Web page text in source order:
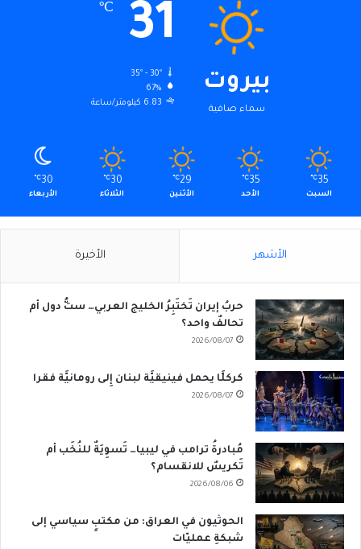
بيروت
سماء صافية
31
℃
35º - 30º
67%
6.83 كيلومتر/ساعة
35
℃
السبت
35
℃
الأحد
29
℃
الأثنين
30
℃
الثلاثاء
30
℃
الأربعاء
الأشهر الأخيرة
حربُ إيران تَختَبِرُ الخليج العربي… ستُّ دول أم
تحالفٌ واحد؟
2026/08/07
كركلَّا يحمل فينيقيَّة لبنان إِلى رومانيَّة فقرا
2026/08/07
مُبادرةُ ترامب في ليبيا… تَسوِيَةٌ للنُخَب أم
تَكريسٌ للانقسام؟
2026/08/06
الحوثيون في العراق: من مكتبٍ سياسي إلى
شبكةِ عمليّات